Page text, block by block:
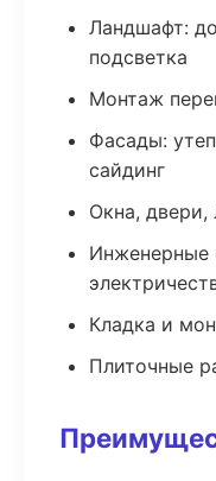
Ландшафт:
подсветка
Монтаж
Фасады:
сайдинг
Окна, двери,
Инженерные
Кладка и
Плиточные